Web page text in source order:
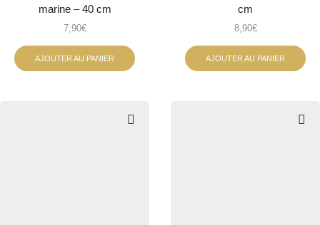
marine – 40 cm
7,90€
AJOUTER AU PANIER
cm
8,90€
AJOUTER AU PANIER